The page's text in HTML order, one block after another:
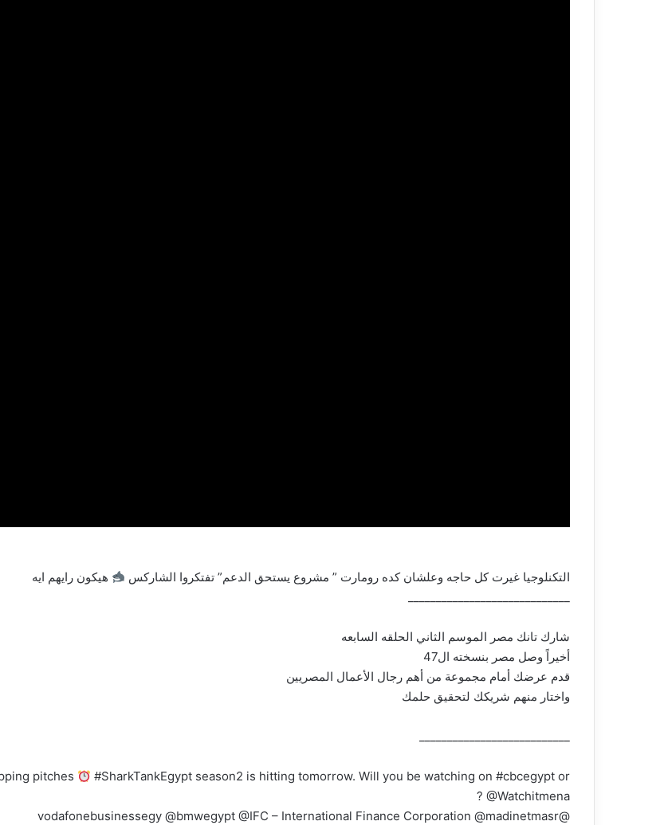
التكنلوجيا غيرت كل حاجه وعلشان كده رومارت ” مشروع يستحق الدعم” تفتكروا الشاركس
هيكون رايهم ايه
شارك تانك مصر الموسم الثاني الحلقه السابعه
أخيراً وصل مصر بنسخته ال47
قدم عرضك أمام مجموعة من أهم رجال الأعمال المصريين
واختار منهم شريكك لتحقيق حلمك
pitches
#SharkTankEgypt season2 is hitting tomorrow. Will you be watching on #cbcegypt or
@Watchitmena ?
@vodafonebusinessegy @bmwegypt @IFC – International Finance Corporation @madinetmasr